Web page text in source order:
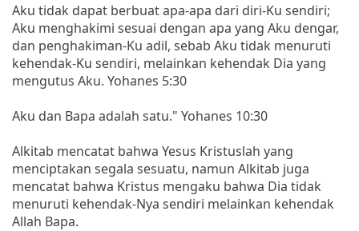
Aku tidak dapat berbuat apa-apa dari diri-Ku sendiri;
Aku menghakimi sesuai dengan apa yang Aku dengar,
dan penghakiman-Ku adil, sebab Aku tidak menuruti
kehendak-Ku sendiri, melainkan kehendak Dia yang
mengutus Aku. Yohanes 5:30
Aku dan Bapa adalah satu." Yohanes 10:30
Alkitab mencatat bahwa Yesus Kristuslah yang
menciptakan segala sesuatu, namun Alkitab juga
mencatat bahwa Kristus mengaku bahwa Dia tidak
menuruti kehendak-Nya sendiri melainkan kehendak
Allah Bapa.